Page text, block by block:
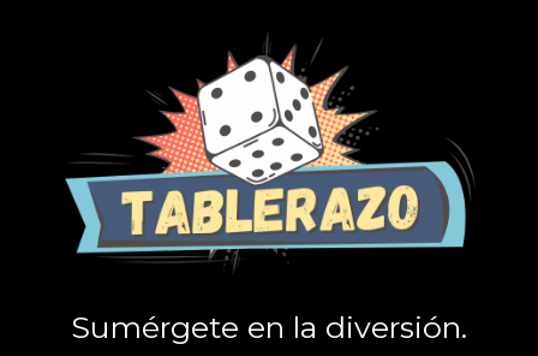
Sumérgete en la diversión.